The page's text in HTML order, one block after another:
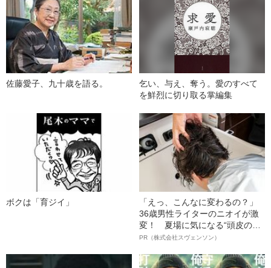
佐藤愛子、九十歳を語る。
乞い、与え、奪う。愛のすべて
を鮮烈に切り取る掌編集
ボクは「育ジイ」
「えっ、こんなに変わるの？」
36歳男性ライターのニオイが激
変！ 夏場に気になる“頭皮のニ
オイ”や“ベタつき”を解消す
ト”が生み出した徹底ケアとは
PR（株式会社スヴェンソン）